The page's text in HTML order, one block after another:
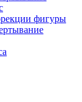
фигуры